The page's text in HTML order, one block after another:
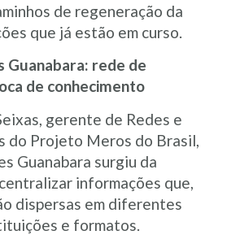
de regeneração da
que já estão em curso.
Guanabara: rede de
de conhecimento
gerente de Redes e
do Projeto Meros do Brasil,
Guanabara surgiu da
informações que,
dispersas em diferentes
e formatos.